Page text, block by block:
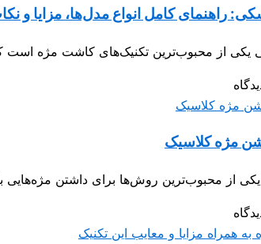
راهنمای کامل انواع مدل‌ها، مزایا و
از محبوب‌ترین تکنیک‌های کاشت مژه است
مژه کلاسیک
از محبوب‌ترین روش‌ها برای داشتن